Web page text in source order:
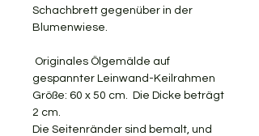
Schachbrett gegenüber in der
Blumenwiese.
Originales Ölgemälde auf
gespannter Leinwand-Keilrahmen
Größe: 60 x 50 cm. Die Dicke beträgt
2 cm.
Die Seitenränder sind bemalt, und